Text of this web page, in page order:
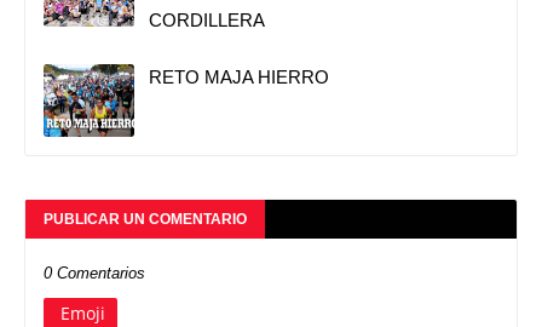
CORDILLERA
RETO MAJA HIERRO
PUBLICAR UN COMENTARIO
0 Comentarios
Emoji